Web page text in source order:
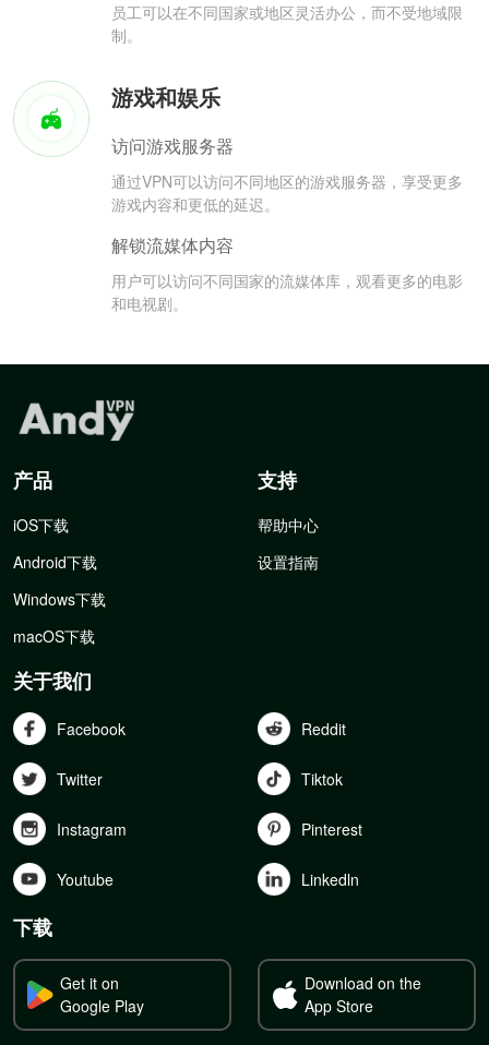
员工可以在不同国家或地区灵活办公，而不受地域限
制。
游戏和娱乐
访问游戏服务器
通过VPN可以访问不同地区的游戏服务器，享受更多
游戏内容和更低的延迟。
解锁流媒体内容
用户可以访问不同国家的流媒体库，观看更多的电影
和电视剧。
产品
iOS下载
Android下载
Windows下载
macOS下载
支持
帮助中心
设置指南
关于我们
Facebook Reddit
Twitter Tiktok
Instagram Pinterest
Youtube Linkedln
下载
Get it on
Google Play
Download on the
App Store